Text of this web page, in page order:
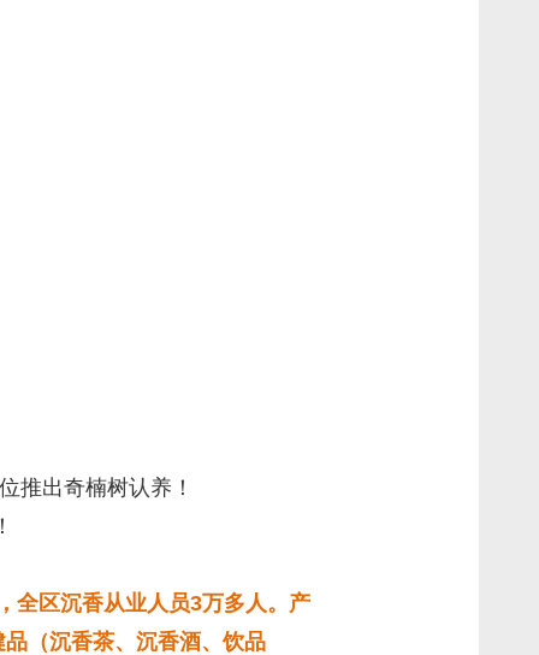
推出奇楠树认养！
全区沉香从业人员3万多人。产
（沉香茶、沉香酒、饮品